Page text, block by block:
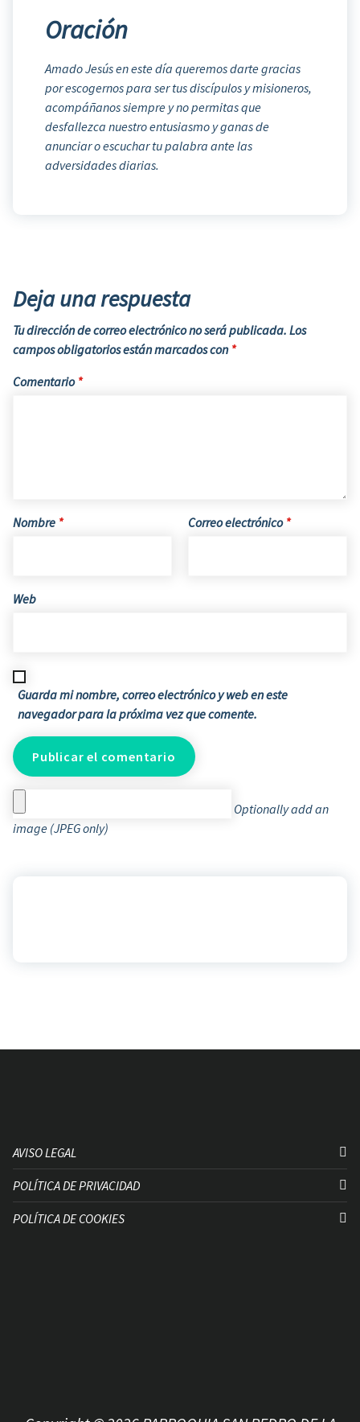
Oración
Amado Jesús en este día queremos darte gracias
por escogernos para ser tus discípulos y misioneros,
acompáñanos siempre y no permitas que
desfallezca nuestro entusiasmo y ganas de
anunciar o escuchar tu palabra ante las
adversidades diarias.
Deja una respuesta
Tu dirección de correo electrónico no será publicada. Los
campos obligatorios están marcados con *
Comentario *
Nombre * Correo electrónico *
Web
Guarda mi nombre, correo electrónico y web en este
navegador para la próxima vez que comente.
Optionally add an
image (JPEG only)
AVISO LEGAL
POLÍTICA DE PRIVACIDAD
POLÍTICA DE COOKIES